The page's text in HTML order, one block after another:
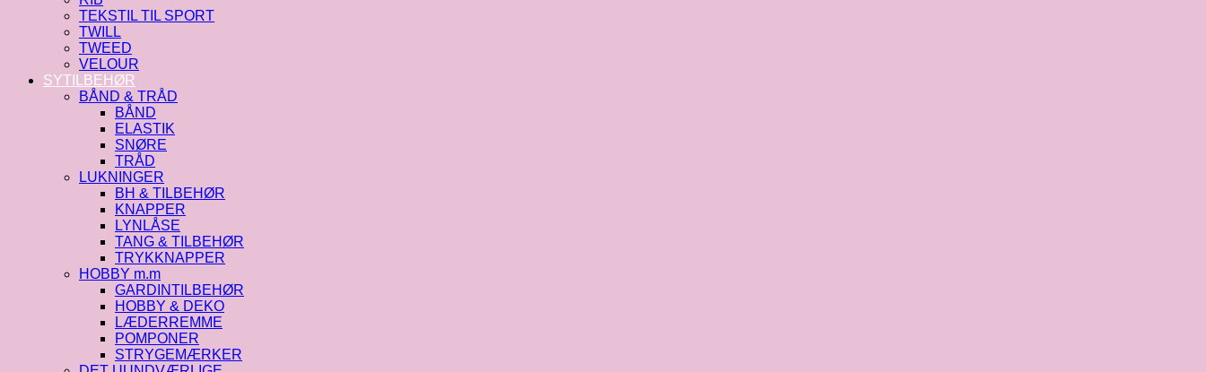
TEKSTIL TIL SPORT
TWILL
TWEED
VELOUR
SYTILBEHØR
BÅND & TRÅD
BÅND
ELASTIK
SNØRE
TRÅD
LUKNINGER
BH & TILBEHØR
KNAPPER
LYNLÅSE
TANG & TILBEHØR
TRYKKNAPPER
HOBBY m.m
GARDINTILBEHØR
HOBBY & DEKO
LÆDERREMME
POMPONER
STRYGEMÆRKER